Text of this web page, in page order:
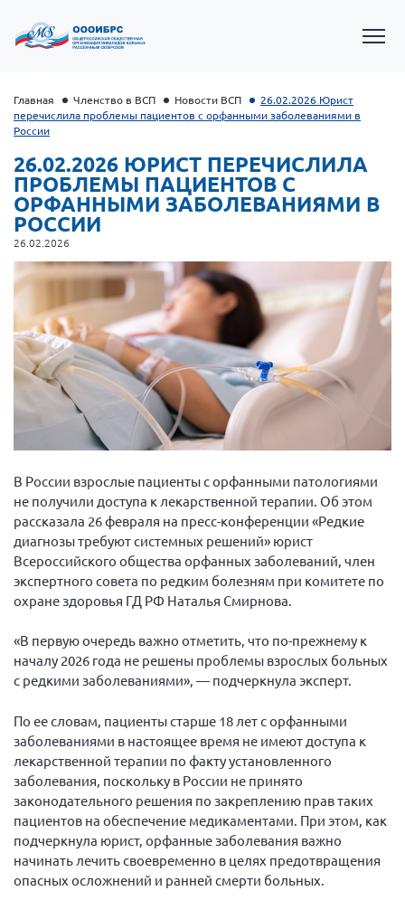
Президент Власов Я.В.
Первый вице-президент Кичигина Н. Ф.
Генеральный директор Матвиевская О.В.
Вице-президент Зрячева Н.В.
Вице-президент Шишлянников Ф.В.
Информационная служба
Отдел международных отношений
Вице-президент Черненко Д.Е.
Вице-президент Валюх М.В.
Вице-президент Чернова А.В.
Вице-президент Цикорин И.В.
Главный бухгалтер Жаворонкова Г.М.
Конференция ОООИБРС 2026
Экспертный совет ОООИБРС 2025
Конференция ОООИБРС 2024
Конференция ОООИБРС 2023
Конференция ОООИБРС 2022
Конференция ОООИБРС 2021
Конференция ВСЭ 2021
Главная Членство в ВСП Новости ВСП
26.02.2026 Юрист
перечислила проблемы пациентов с орфанными заболеваниями в
России
26.02.2026 ЮРИСТ ПЕРЕЧИСЛИЛА
ПРОБЛЕМЫ ПАЦИЕНТОВ С
ОРФАННЫМИ ЗАБОЛЕВАНИЯМИ В
РОССИИ
26.02.2026
В России взрослые пациенты с орфанными патологиями
не получили доступа к лекарственной терапии. Об этом
рассказала 26 февраля на пресс-конференции «Редкие
диагнозы требуют системных решений» юрист
Всероссийского общества орфанных заболеваний, член
экспертного совета по редким болезням при комитете по
охране здоровья ГД РФ Наталья Смирнова.
«В первую очередь важно отметить, что по-прежнему к
началу 2026 года не решены проблемы взрослых больных
с редкими заболеваниями», — подчеркнула эксперт.
По ее словам, пациенты старше 18 лет с орфанными
заболеваниями в настоящее время не имеют доступа к
лекарственной терапии по факту установленного
заболевания, поскольку в России не принято
законодательного решения по закреплению прав таких
пациентов на обеспечение медикаментами. При этом, как
подчеркнула юрист, орфанные заболевания важно
начинать лечить своевременно в целях предотвращения
опасных осложнений и ранней смерти больных.